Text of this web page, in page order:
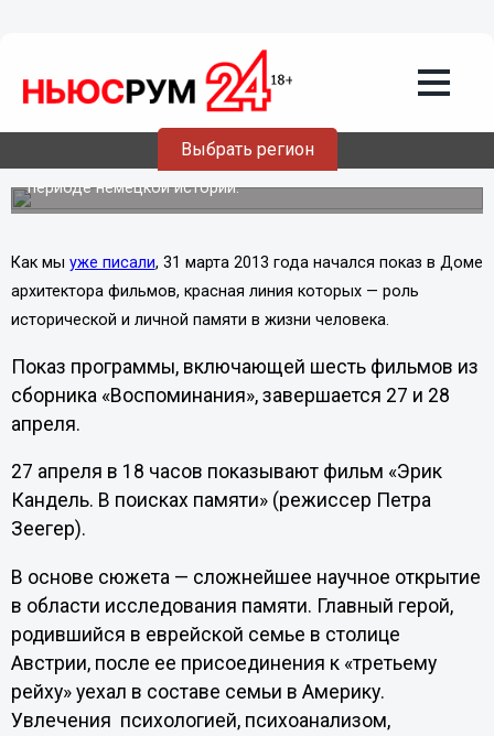
Выбрать регион
В Нижегородском Доме архитектора
завершается показ фильмов из серии
«Воспоминания»
«Воспоминания» (Erinnerung) — это документальный
киносборник, рассказывающий о самом сложном
периоде немецкой истории.
Как мы уже писали, 31 марта 2013 года начался показ в Доме
архитектора фильмов, красная линия которых — роль
исторической и личной памяти в жизни человека.
Показ программы, включающей шесть фильмов из
сборника «Воспоминания», завершается 27 и 28
апреля.
27 апреля в 18 часов показывают фильм «Эрик
Кандель. В поисках памяти» (режиссер Петра
Зеегер).
В основе сюжета — сложнейшее научное открытие
в области исследования памяти. Главный герой,
родившийся в еврейской семье в столице
Австрии, после ее присоединения к «третьему
рейху» уехал в составе семьи в Америку.
Увлечения психологией, психоанализом,